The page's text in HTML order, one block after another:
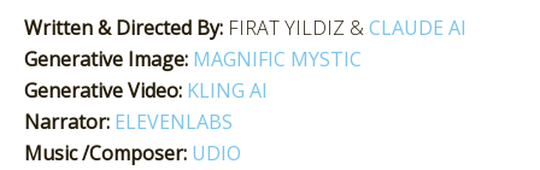
Written & Directed By: FIRAT YILDIZ &CLAUDE AI
Generative Image: MAGNIFIC MYSTIC
Generative Video: KLING AI
Narrator: ELEVENLABS
Music /Composer: UDIO